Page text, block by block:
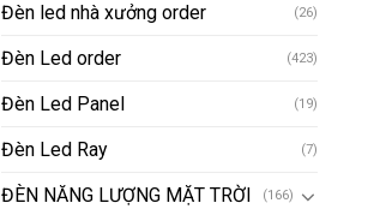
Đèn led nhà xưởng order (26)
Đèn Led order (423)
Đèn Led Panel (19)
Đèn Led Ray (7)
ĐÈN NĂNG LƯỢNG MẶT TRỜI (166)